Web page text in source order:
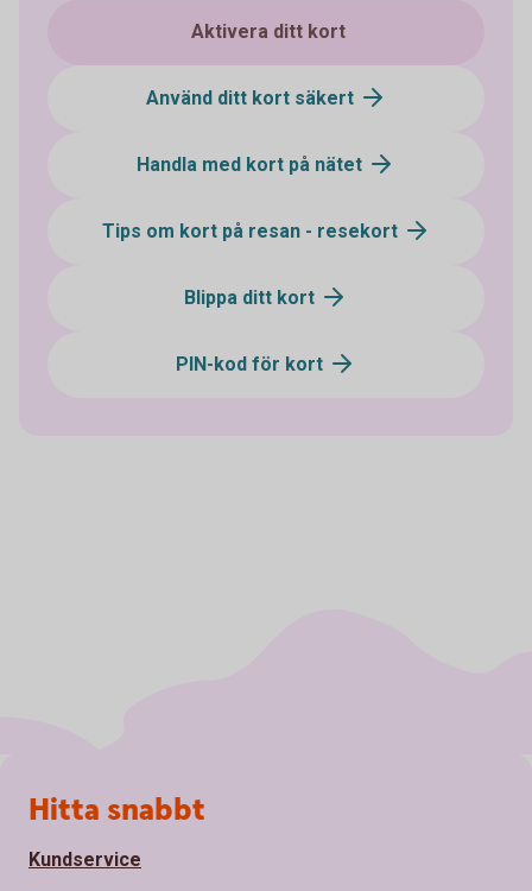
Aktivera ditt kort
Använd ditt kort säkert
Handla med kort på nätet
Tips om kort på resan - resekort
Blippa ditt kort
PIN-kod för kort
Sidfot
Hitta snabbt
Kundservice